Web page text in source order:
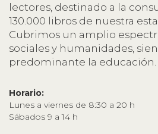
lectores, destinado a la
130.000 libros de nuestra
Cubrimos un amplio
sociales y humanidades,
predominante la educación.
Horario:
Lunes a viernes de 8:30 a 20 h
Sábados 9 a 14 h